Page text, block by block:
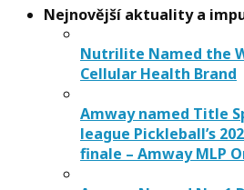
Nejnovější aktuality a
Nutrilite Named the
Cellular Health Brand
Amway named Title
league Pickleball’s
finale – Amway MLP